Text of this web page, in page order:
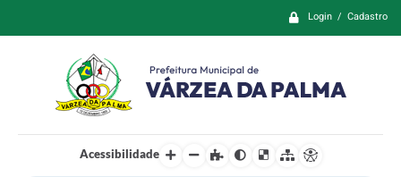
Login / Cadastro
Acessibilidade